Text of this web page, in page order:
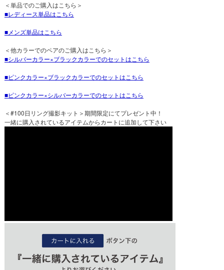
＜単品でのご購入はこちら＞
レディース単品はこちら
メンズ単品はこちら
＜他カラーでのペアのご購入はこちら＞
シルバーカラー×ブラックカラーでのセットはこちら
ピンクカラー×ブラックカラーでのセットはこちら
ピンクカラー×シルバーカラーでのセットはこちら
＜#100日リング撮影キット＞期間限定にてプレゼント中！
一緒に購入されているアイテムからカートに追加して下さい